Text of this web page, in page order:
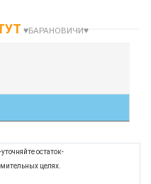
♥БАРАНОВИЧИ♥
-уточняйте остаток-
целях.